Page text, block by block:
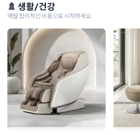
🚿 생활/건강
매월 합리적인 비용으로 시작하세요